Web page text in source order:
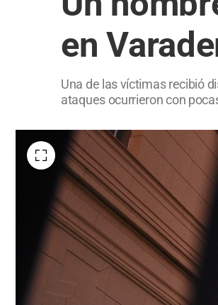
en
Una de las víctimas recibió
ataques ocurrieron con